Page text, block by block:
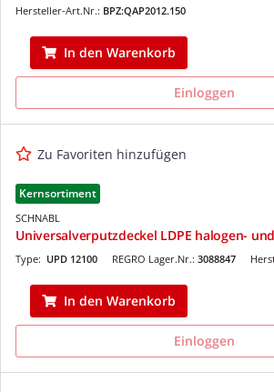
Hersteller-Art.Nr.: BPZ:QAP2012.150
In den Warenkorb
Einloggen
Zu Favoriten hinzufügen
Kernsortiment
SCHNABL
Universalverputzdeckel LDPE halogen-
REGRO Lager.Nr.: 3088847
Type: UPD 12100
In den Warenkorb
Einloggen